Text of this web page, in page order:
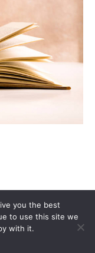
Médiaajánlat
ÁSZF
Alapítvány
you the best
to use this site we
with it.